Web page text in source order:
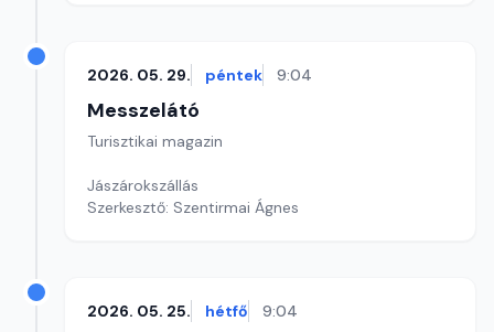
2026. 05. 29. péntek 9:04
Messzelátó
Turisztikai magazin
Jászárokszállás
Szerkesztő: Szentirmai Ágnes
2026. 05. 25. hétfő 9:04